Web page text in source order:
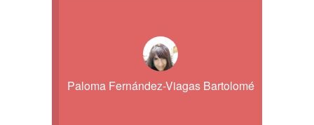
Paloma Fernández-Viagas Bartolomé